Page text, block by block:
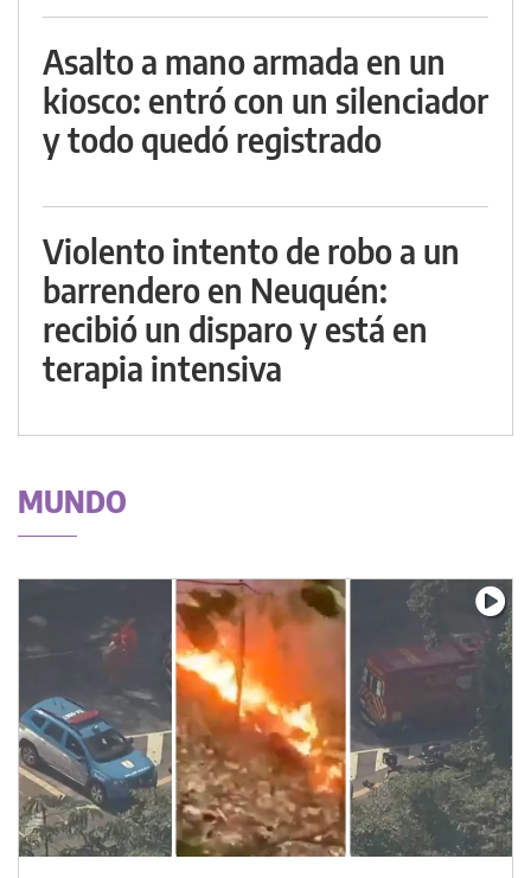
Asalto a mano armada en un
kiosco: entró con un silenciador
y todo quedó registrado
Violento intento de robo a un
barrendero en Neuquén:
recibió un disparo y está en
terapia intensiva
MUNDO